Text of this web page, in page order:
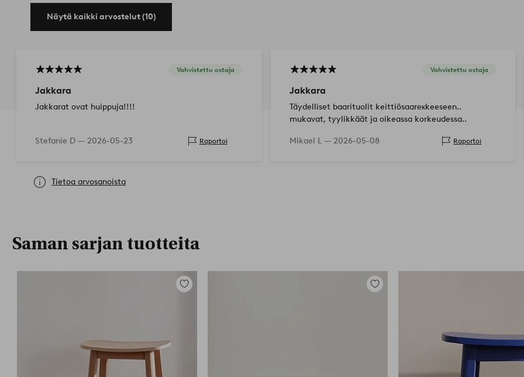
Näytä kaikki arvostelut (10)
Vahvistettu ostaja
Jakkara
Jakkarat ovat huippuja!!!!
Stefanie D — 2026-05-23 Raportoi
Vahvistettu ostaja
Jakkara
Täydelliset baarituolit keittiösaarекkeeseen..
mukavat, tyylikkäät ja oikeassa korkeudessa..
Mikael L — 2026-05-08 Raportoi
Tietoa arvosanoista
Saman sarjan tuotteita
Lisää
Lisää